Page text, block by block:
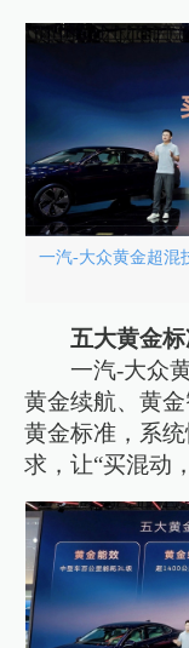
一汽-大众黄金超混
五大黄金
一汽-大众
黄金续航、黄
黄金标准，系
求，让“买混动